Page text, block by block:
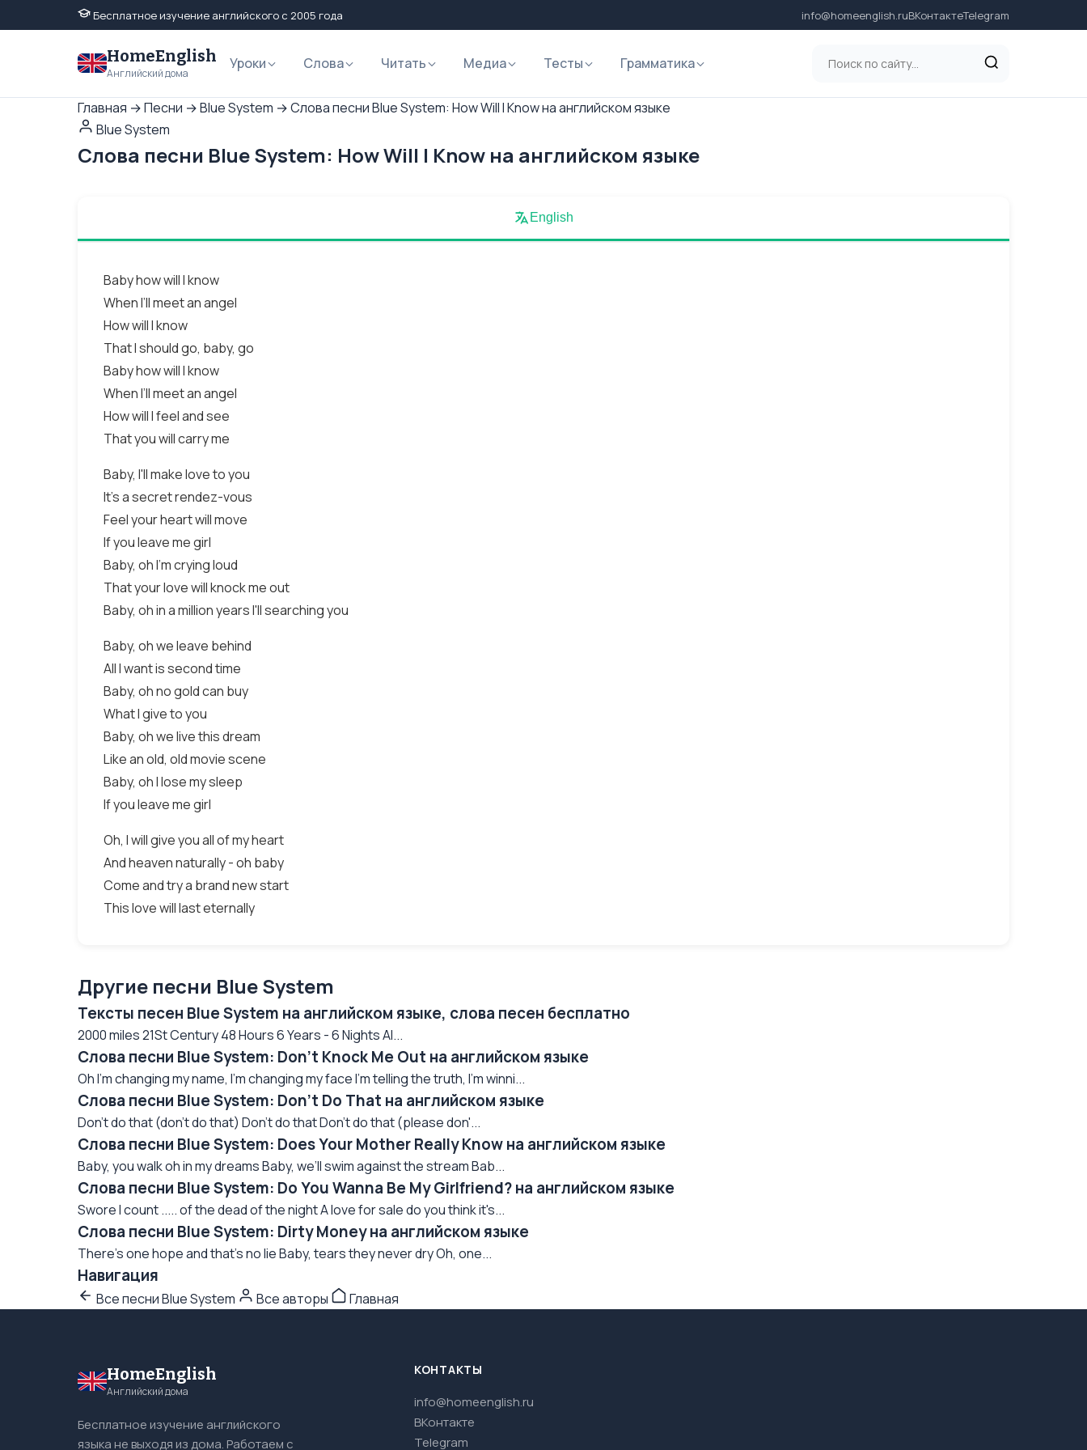
Бесплатное изучение английского с 2005 года info@homeenglish.ruВКонтактеTelegram
HomeEnglish
Английский дома
Уроки Слова Читать Медиа Тесты Грамматика
Главная →Песни →Blue System →Слова песни Blue System: How Will I Know на английском языке
Blue System
Слова песни Blue System: How Will I Know на английском языке
English
Baby how will I know
When I’ll meet an angel
How will I know
That I should go, baby, go
Baby how will I know
When I’ll meet an angel
How will I feel and see
That you will carry me
Baby, I'll make love to you
It's a secret rendez-vous
Feel your heart will move
If you leave me girl
Baby, oh I'm crying loud
That your love will knock me out
Baby, oh in a million years I'll searching you
Baby, oh we leave behind
All I want is second time
Baby, oh no gold can buy
What I give to you
Baby, oh we live this dream
Like an old, old movie scene
Baby, oh I lose my sleep
If you leave me girl
Oh, I will give you all of my heart
And heaven naturally - oh baby
Come and try a brand new start
This love will last eternally
Другие песни Blue System
Тексты песен Blue System на английском языке, слова песен бесплатно
2000 miles 21St Century 48 Hours 6 Years - 6 Nights Al...
Слова песни Blue System: Don't Knock Me Out на английском языке
Oh I'm changing my name, I'm changing my face I'm telling the truth, I'm winni...
Слова песни Blue System: Don't Do That на английском языке
Don't do that (don't do that) Don't do that Don't do that (please don'...
Слова песни Blue System: Does Your Mother Really Know на английском языке
Baby, you walk oh in my dreams Baby, we’ll swim against the stream Bab...
Слова песни Blue System: Do You Wanna Be My Girlfriend? на английском языке
Swore I count ..... of the dead of the night A love for sale do you think it's...
Слова песни Blue System: Dirty Money на английском языке
There's one hope and that's no lie Baby, tears they never dry Oh, one...
Навигация
Все песни Blue System Все авторы Главная
HomeEnglish
Английский дома
Бесплатное изучение английского
языка не выходя из дома. Работаем с
КОНТАКТЫ
info@homeenglish.ru
ВКонтакте
Telegram